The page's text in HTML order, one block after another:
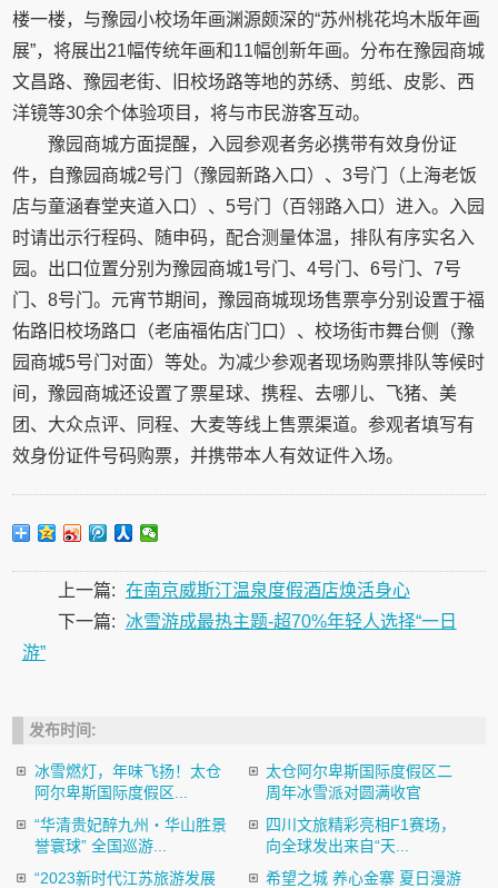
楼一楼，与豫园小校场年画渊源颇深的“苏州桃花坞木版年画
展”，将展出21幅传统年画和11幅创新年画。分布在豫园商城
文昌路、豫园老街、旧校场路等地的苏绣、剪纸、皮影、西
洋镜等30余个体验项目，将与市民游客互动。
豫园商城方面提醒，入园参观者务必携带有效身份证
件，自豫园商城2号门（豫园新路入口）、3号门（上海老饭
店与童涵春堂夹道入口）、5号门（百翎路入口）进入。入园
时请出示行程码、随申码，配合测量体温，排队有序实名入
园。出口位置分别为豫园商城1号门、4号门、6号门、7号
门、8号门。元宵节期间，豫园商城现场售票亭分别设置于福
佑路旧校场路口（老庙福佑店门口）、校场街市舞台侧（豫
园商城5号门对面）等处。为减少参观者现场购票排队等候时
间，豫园商城还设置了票星球、携程、去哪儿、飞猪、美
团、大众点评、同程、大麦等线上售票渠道。参观者填写有
效身份证件号码购票，并携带本人有效证件入场。
上一篇: 在南京威斯汀温泉度假酒店焕活身心
下一篇: 冰雪游成最热主题-超70%年轻人选择“一日
游”
发布时间:
冰雪燃灯，年味飞扬！太仓
阿尔卑斯国际度假区...
太仓阿尔卑斯国际度假区二
周年冰雪派对圆满收官
“华清贵妃醉九州・华山胜景
誉寰球” 全国巡游...
四川文旅精彩亮相F1赛场，
向全球发出来自“天...
“2023新时代江苏旅游发展
希望之城 养心金寨 夏日漫游